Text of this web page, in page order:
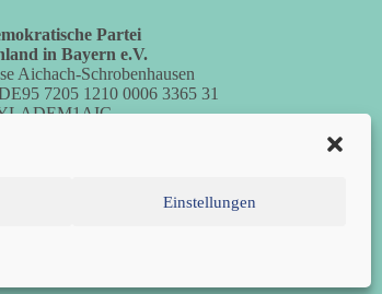
Einstellungen
Partei
in Bayern e.V.
Aichach-Schrobenhausen
7205 1210 0006 3365 31